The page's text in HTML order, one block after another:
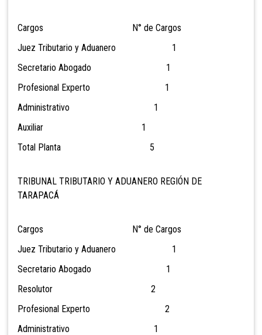
Cargos N° de Cargos
Juez Tributario y Aduanero 1
Secretario Abogado 1
Profesional Experto 1
Administrativo 1
Auxiliar 1
Total Planta 5
TRIBUNAL TRIBUTARIO Y ADUANERO REGIÓN DE
TARAPACÁ
Cargos N° de Cargos
Juez Tributario y Aduanero 1
Secretario Abogado 1
Resolutor 2
Profesional Experto 2
Administrativo 1